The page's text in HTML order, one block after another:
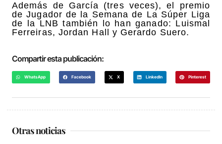
Además de García (tres veces), el premio
de Jugador de la Semana de La Súper Liga
de la LNB también lo han ganado: Luismal
Ferreiras, Jordan Hall y Gerardo Suero.
Compartir esta publicación:
WhatsApp Facebook X LinkedIn Pinterest
Otras noticias